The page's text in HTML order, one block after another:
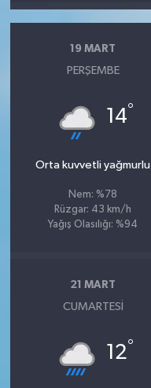
19 MART
PERŞEMBE
14°
Orta kuvvetli yağmurlu
Nem: %78
Rüzgar: 43 km/h
Yağış Olasılığı: %94
21 MART
CUMARTESI
12°